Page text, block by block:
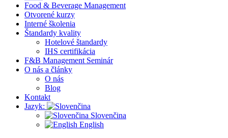
Food & Beverage Management
Otvorené kurzy
Interné školenia
Štandardy kvality
Hotelové štandardy
IHS certifikácia
F&B Management Seminár
O nás a články
O nás
Blog
Kontakt
Jazyk:
Slovenčina
English